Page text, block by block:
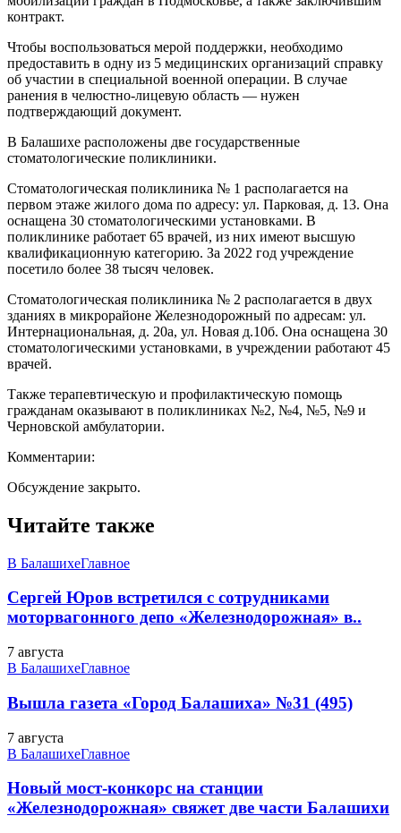
контракт.
Чтобы воспользоваться мерой поддержки, необходимо
предоставить в одну из 5 медицинских организаций справку
об участии в специальной военной операции. В случае
ранения в челюстно-лицевую область — нужен
подтверждающий документ.
В Балашихе расположены две государственные
стоматологические поликлиники.
Стоматологическая поликлиника № 1 располагается на
первом этаже жилого дома по адресу: ул. Парковая, д. 13. Она
оснащена 30 стоматологическими установками. В
поликлинике работает 65 врачей, из них имеют высшую
квалификационную категорию. За 2022 год учреждение
посетило более 38 тысяч человек.
Стоматологическая поликлиника № 2 располагается в двух
зданиях в микрорайоне Железнодорожный по адресам: ул.
Интернациональная, д. 20а, ул. Новая д.10б. Она оснащена 30
стоматологическими установками, в учреждении работают 45
врачей.
Также терапевтическую и профилактическую помощь
гражданам оказывают в поликлиниках №2, №4, №5, №9 и
Черновской амбулатории.
Комментарии:
Обсуждение закрыто.
Читайте также
В БалашихеГлавное
Сергей Юров встретился с сотрудниками
моторвагонного депо «Железнодорожная» в..
7 августа
В БалашихеГлавное
Вышла газета «Город Балашиха» №31 (495)
7 августа
В БалашихеГлавное
Новый мост-конкорс на станции
«Железнодорожная» свяжет две части Балашихи